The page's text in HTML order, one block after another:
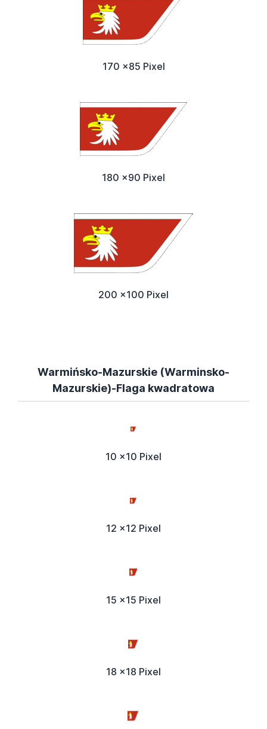
170 x85 Pixel
180 x90 Pixel
200 x100 Pixel
Warmińsko-Mazurskie (Warminsko-
Mazurskie)-Flaga kwadratowa
10 x10 Pixel
12 x12 Pixel
15 x15 Pixel
18 x18 Pixel